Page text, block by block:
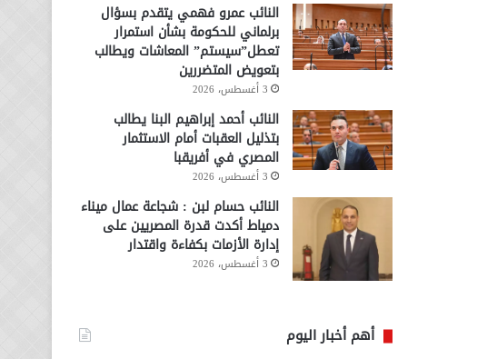
النائب عمرو فهمي يتقدم بسؤال
برلماني للحكومة بشأن استمرار
تعطل”سيستم” المعاشات ويطالب
بتعويض المتضررين
3 أغسطس، 2026
النائب أحمد إبراهيم البنا يطالب
بتذليل العقبات أمام الاستثمار
المصري في أفريقبا
3 أغسطس، 2026
النائب حسام لبن : شجاعة عمال ميناء
دمياط أكدت قدرة المصريين على
إدارة الأزمات بكفاءة واقتدار
3 أغسطس، 2026
أهم أخبار اليوم